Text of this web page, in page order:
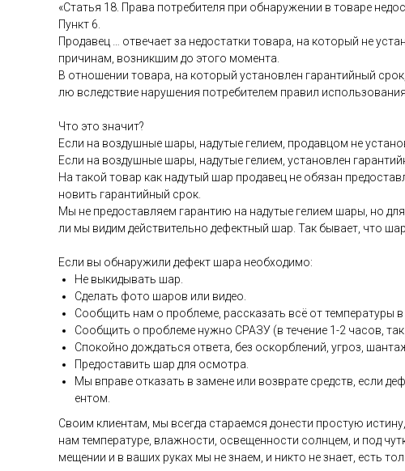
«Статья 18. Пра­ва пот­ре­бите­ля при об­на­руже­нии в то­варе
Пункт 6.
Про­давец … от­ве­ча­ет за не­дос­татки то­вара, на ко­торый не
при­чинам, воз­никшим до это­го мо­мен­та.
В от­но­шении то­вара, на ко­торый ус­та­нов­лен га­ран­тий­ный
лю вследс­твие на­руше­ния пот­ре­бите­лем пра­вил
Что это зна­чит?
Ес­ли на воз­душные ша­ры, на­дутые ге­ли­ем, про­дав­цом не
Ес­ли на воз­душные ша­ры, на­дутые ге­ли­ем, ус­та­нов­лен
На та­кой то­вар как на­дутый шар про­давец не обя­зан
новить га­ран­тий­ный срок.
Мы не пре­дос­тавля­ем га­ран­тию на на­дутые ге­ли­ем ша­ры, но
ли мы ви­дим дей­стви­тель­но де­фек­тный шар. Так бы­ва­ет, что
Ес­ли вы об­на­ружи­ли де­фект ша­ра не­об­хо­димо:
Не вы­киды­вать шар.
Сде­лать фо­то ша­ров или ви­део.
Со­об­щить нам о проб­ле­ме, рас­ска­зать всё от тем­пе­рату­ры
Со­об­щить о проб­ле­ме нуж­но СРА­ЗУ (в те­чение 1-2 ча­сов, так
Спо­кой­но дож­дать­ся от­ве­та, без ос­кор­бле­ний, уг­роз,
Пре­дос­та­вить шар для ос­мотра.
Мы впра­ве от­ка­зать в за­мене или воз­вра­те средств, ес­ли
ен­том.
Сво­им кли­ен­там, мы всег­да ста­ра­ем­ся до­нес­ти прос­тую
нам тем­пе­рату­ре, влаж­ности, ос­ве­щен­ности сол­нцем, и под
меще­нии и в ва­ших ру­ках мы не зна­ем, и ник­то не зна­ет, есть